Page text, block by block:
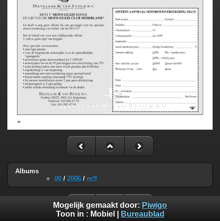
Albums
00 / 2006 / nr9
Mogelijk gemaakt door: Piwigo
Toon in : Mobiel Bureaublad